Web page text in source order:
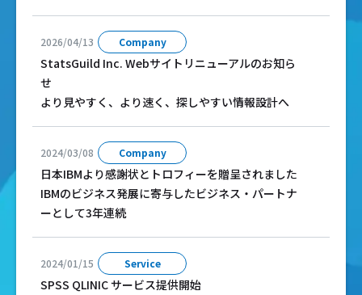
2026/04/13 Company
StatsGuild Inc. Webサイトリニューアルのお知ら
せ
より見やすく、より速く、探しやすい情報設計へ
2024/03/08 Company
日本IBMより感謝状とトロフィーを贈呈されました
IBMのビジネス発展に寄与したビジネス・パートナ
ーとして3年連続
2024/01/15 Service
SPSS QLINIC サービス提供開始